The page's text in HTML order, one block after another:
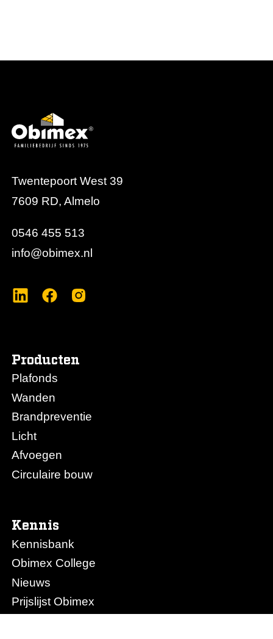
Twentepoort West 39
7609 RD, Almelo
0546 455 513
info@obimex.nl
Producten
Plafonds
Wanden
Brandpreventie
Licht
Afvoegen
Circulaire bouw
Kennis
Kennisbank
Obimex College
Nieuws
Prijslijst Obimex